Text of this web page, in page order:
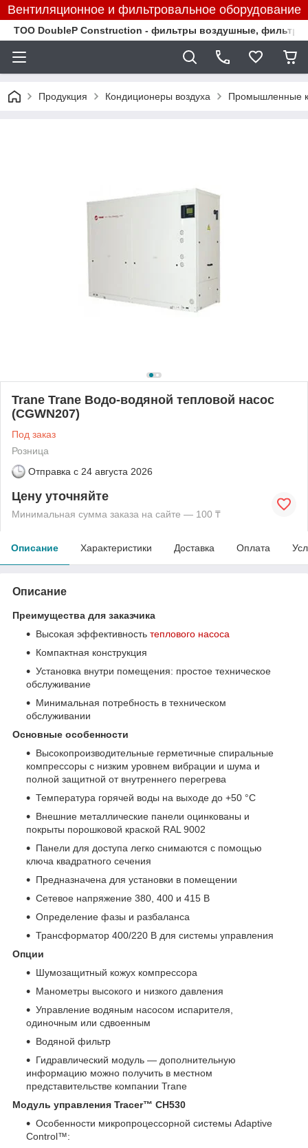
Вентиляционное и фильтровальное оборудование
TOO DoubleP Construction - фильтры воздушные,
Продукция Кондиционеры воздуха Промышленные
Trane Trane Водо-водяной тепловой насос
(CGWN207)
Под заказ
Розница
Отправка с 24 августа 2026
Цену уточняйте
Минимальная сумма заказа на сайте — 100 ₸
Описание Характеристики Доставка Оплата
Описание
Преимущества для заказчика
Высокая эффективность теплового насоса
Компактная конструкция
Установка внутри помещения: простое техническое
обслуживание
Минимальная потребность в техническом
обслуживании
Основные особенности
Высокопроизводительные герметичные спиральные
компрессоры с низким уровнем вибрации и шума и
полной защитной от внутреннего перегрева
Температура горячей воды на выходе до +50 °C
Внешние металлические панели оцинкованы и
покрыты порошковой краской RAL 9002
Панели для доступа легко снимаются с помощью
ключа квадратного сечения
Предназначена для установки в помещении
Сетевое напряжение 380, 400 и 415 В
Определение фазы и разбаланса
Трансформатор 400/220 В для системы управления
Опции
Шумозащитный кожух компрессора
Манометры высокого и низкого давления
Управление водяным насосом испарителя,
одиночным или сдвоенным
Водяной фильтр
Гидравлический модуль — дополнительную
информацию можно получить в местном
представительстве компании Trane
Модуль управления Tracer™ CH530
Особенности микропроцессорной системы Adaptive
Control™: